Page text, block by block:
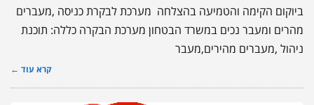
ביוקום הקימה והטמיעה בהצלחה מערכת לבקרת כניסה ,מעברים
מהרים ומעבר נכים במשרד הבטחון מערכת הבקרה כללה: תוכנת
ניהול ,מעברים מהירים,מעבר
קרא עוד ←